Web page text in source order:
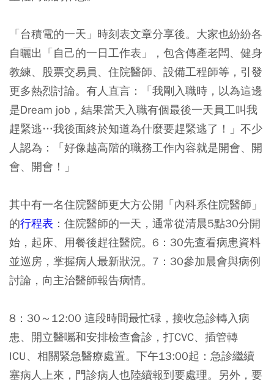
「台積電的一天」時刻表文章分享後。大家也紛紛各
自曬出 「自己的一日工作表」
，包含傳產老闆、健身
教練、股票交易員、住院醫師、設備工程師等，引發
更多熱烈討論。有人直言：「我剛入職時，以為這邊
是Dream job，結果當天入職有個最後一天員工叫我
趕緊逃…我後面終於知道為什麼要趕緊逃了！」不少
人認為：「好像越高階的職務工作內容就是開會、開
會、開會！」
其中有一名住院醫師更大方公開「內科系住院醫師」
的行程表 ：住院醫師的一天，通常從清晨5點30分開
始，起床、用餐後趕往醫院。6：30先查看病患資料
並巡房，掌握病人最新狀況。7：30參加晨會與病例
討論，向主治醫師報告病情。
8：30～12:00 這段時間最忙碌，接收急診轉入病
患、開立醫囑和安排檢查會診，打CVC、插管轉
ICU、相關緊急醫療處置。下午13:00起：急診繼續
塞病人上來，門診病人也陸續報到要處理。另外，要